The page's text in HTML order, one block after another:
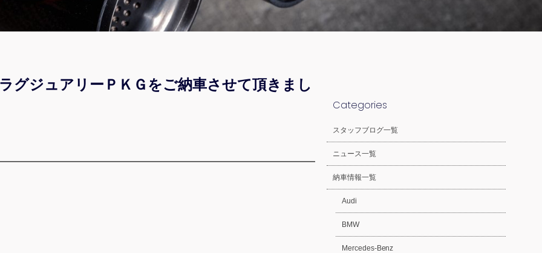
グジュアリーＰＫＧをご納車させて頂きまし
Categories
スタッフブログ一覧
ニュース一覧
納車情報一覧
Audi
BMW
Mercedes-Benz